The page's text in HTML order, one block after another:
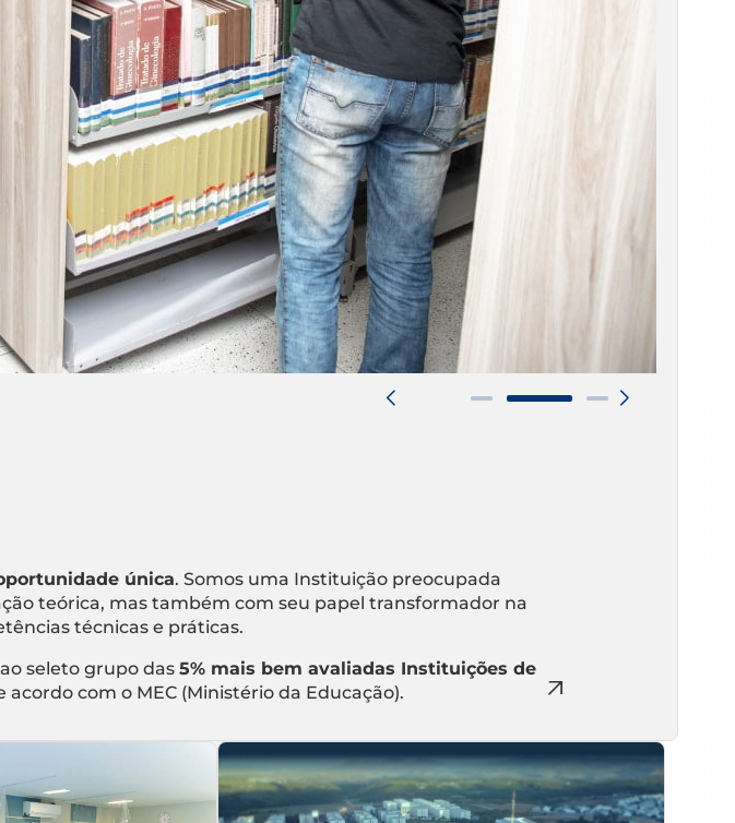
única. Somos uma Instituição preocupada
teórica, mas também com seu papel transformador na
técnicas e práticas.
seleto grupo das5% mais bem avaliadas Instituições de
acordo com o MEC (Ministério da Educação).